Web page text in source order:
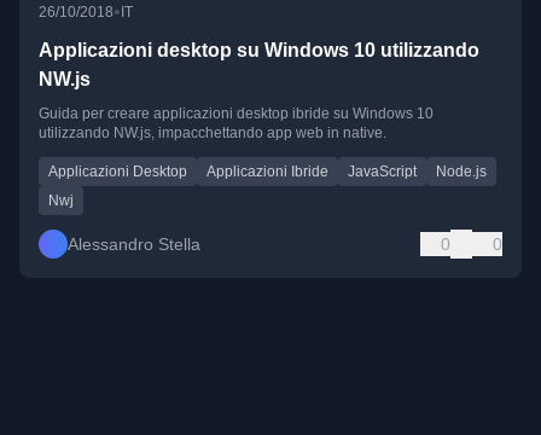
26/10/2018• IT
Applicazioni desktop su Windows 10 utilizzando
NW.js
Guida per creare applicazioni desktop ibride su Windows 10
utilizzando NW.js, impacchettando app web in native.
Applicazioni Desktop Applicazioni Ibride JavaScript
Node.js
Nwj
Alessandro Stella 0 0